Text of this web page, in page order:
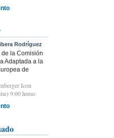
Rodríguez
la Comisión
Adaptada a la
de
Icon
9:00 horas